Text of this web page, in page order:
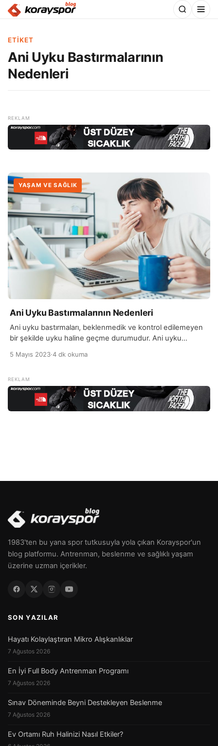
ETIKET
Ani Uyku Bastırmalarının
Nedenleri
YAŞAM VE SAĞLIK
Ani Uyku Bastırmalarının Nedenleri
Ani uyku bastırmaları, beklenmedik ve kontrol edilemeyen
bir şekilde uyku haline geçme durumudur. Ani uyku
olabilir veya uyku apnesi gibi uyku bozukluklarına bağlı
de ani uyku bastırmalarına neden olabilir. Ani uyku
bastırmalarının, tehlikeli bir durum olabileceğini
unutmamalıyız. Özellikle sürüş, […]
5 Mayıs 2023·4 dk okuma
1983'ten bu yana spor tutkusuyla yola çıkan Korayspor'un
blog platformu. Antrenman, beslenme ve sağlıklı yaşam
üzerine uzman içerikler.
SON YAZILAR
Hayatı Kolaylaştıran Mikro Alışkanlıklar
7 Ağustos 2026
En İyi Full Body Antrenman Programı
7 Ağustos 2026
Sınav Döneminde Beyni Destekleyen Beslenme
7 Ağustos 2026
Ev Ortamı Ruh Halinizi Nasıl Etkiler?